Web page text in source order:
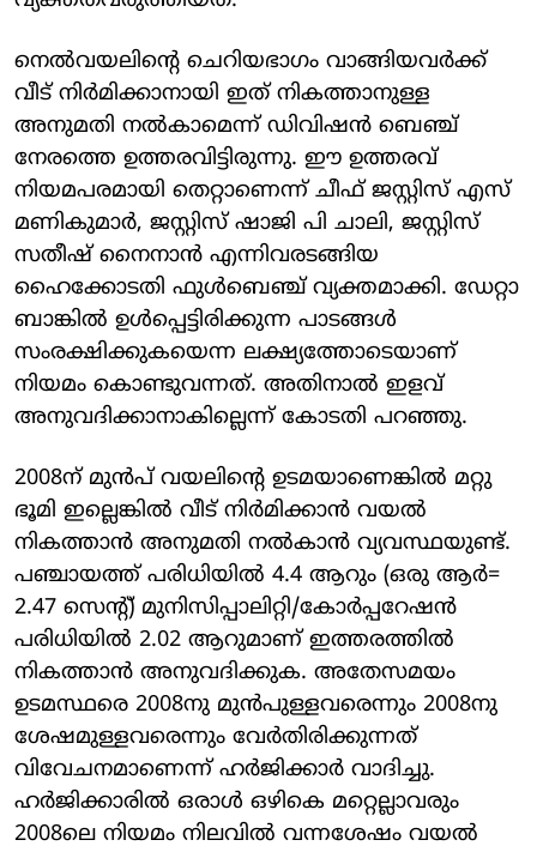
നെൽവയലിന്റെ ചെറിയഭാഗം വാങ്ങിയവർക്ക്
വീട് നിർമിക്കാനായി ഇത് നികത്താനുള്ള
അനുമതി നൽകാമെന്ന് ഡിവിഷൻ ബെഞ്ച്
നേരത്തെ ഉത്തരവിട്ടിരുന്നു. ഈ ഉത്തരവ്
നിയമപരമായി തെറ്റാണെന്ന് ചീഫ് ജസ്റ്റിസ് എസ്
മണികുമാർ, ജസ്റ്റിസ് ഷാജി പി ചാലി, ജസ്റ്റിസ്
സതീഷ് നൈനാൻ എന്നിവരടങ്ങിയ
ഹൈക്കോടതി ഫുൾബെഞ്ച് വ്യക്തമാക്കി. ഡേറ്റാ
ബാങ്കിൽ ഉൾപ്പെട്ടിരിക്കുന്ന പാടങ്ങൾ
സംരക്ഷിക്കുകയെന്ന ലക്ഷ്യത്തോടെയാണ്
നിയമം കൊണ്ടുവന്നത്. അതിനാൽ ഇളവ്
അനുവദിക്കാനാകില്ലെന്ന് കോടതി പറഞ്ഞു.
2008ന് മുൻപ് വയലിന്റെ ഉടമയാണെങ്കിൽ മറ്റു
ഭൂമി ഇല്ലെങ്കിൽ വീട് നിർമിക്കാൻ വയൽ
നികത്താൻ അനുമതി നൽകാൻ വ്യവസ്ഥയുണ്ട്.
പഞ്ചായത്ത് പരിധിയിൽ 4.4 ആറും (ഒരു ആർ=
2.47 സെന്റ്) മുനിസിപ്പാലിറ്റി/കോർപ്പറേഷൻ
പരിധിയിൽ 2.02 ആറുമാണ് ഇത്തരത്തിൽ
നികത്താൻ അനുവദിക്കുക. അതേസമയം
ഉടമസ്ഥരെ 2008നു മുൻപുള്ളവരെന്നും 2008നു
ശേഷമുള്ളവരെന്നും വേർതിരിക്കുന്നത്
വിവേചനമാണെന്ന് ഹർജിക്കാർ വാദിച്ചു.
ഹർജിക്കാരിൽ ഒരാൾ ഒഴികെ മറ്റെല്ലാവരും
2008ലെ നിയമം നിലവിൽ വന്നശേഷം വയൽ